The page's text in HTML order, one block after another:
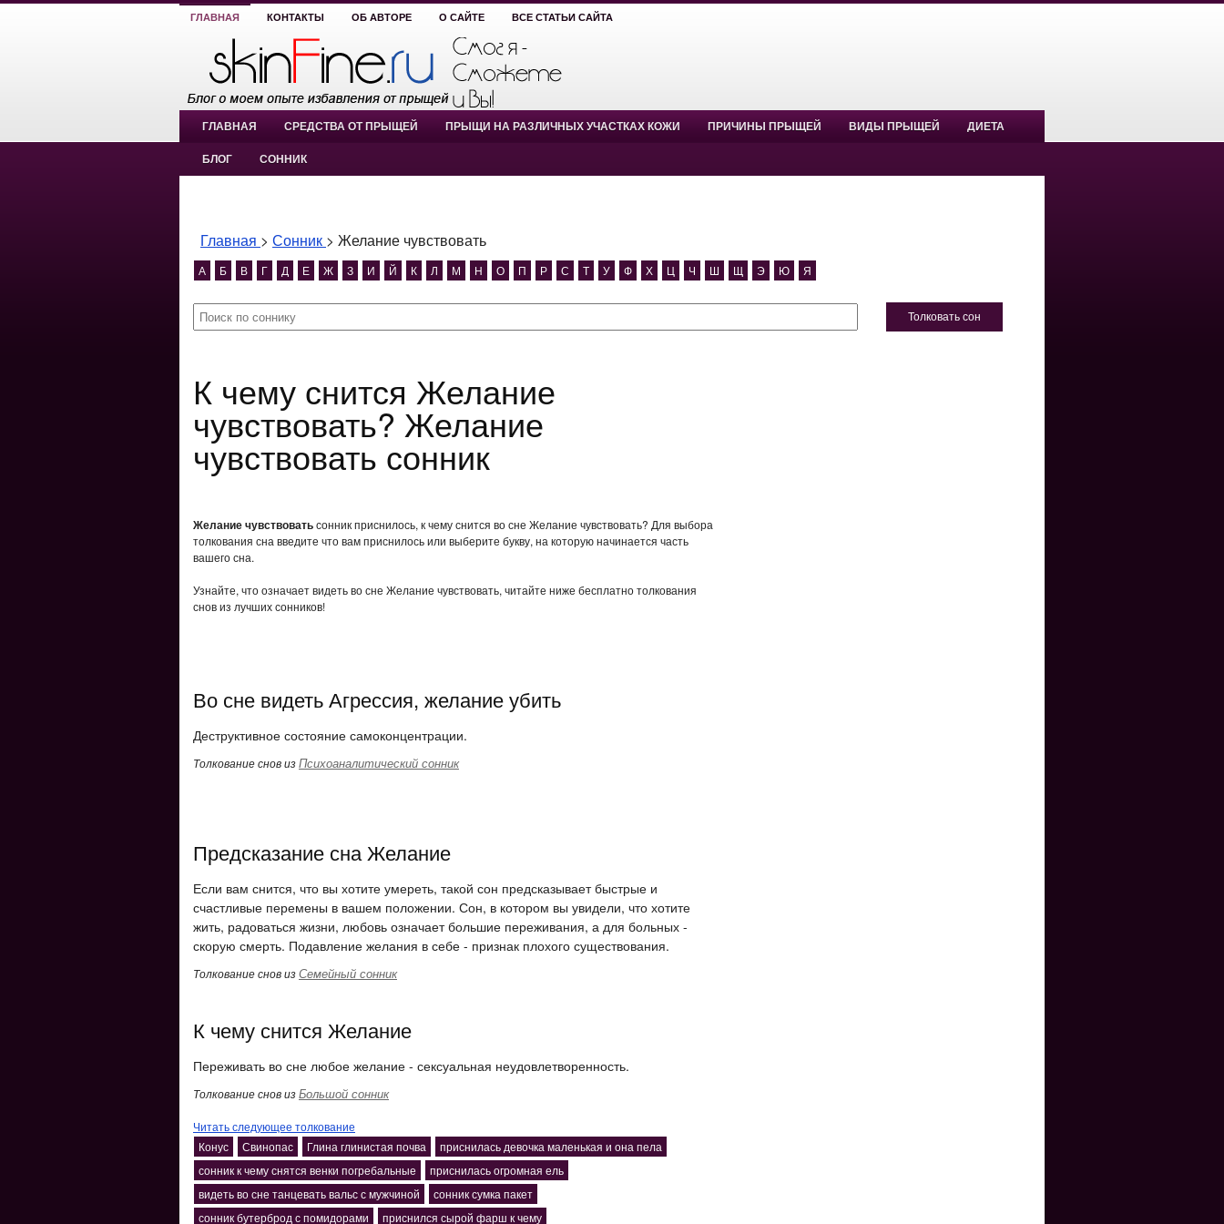
ГЛАВНАЯ КОНТАКТЫ ОБ АВТОРЕ О САЙТЕ ВСЕ СТАТЬИ САЙТА
ГЛАВНАЯ СРЕДСТВА ОТ ПРЫЩЕЙ ПРЫЩИ НА РАЗЛИЧНЫХ УЧАСТКАХ КОЖИ ПРИЧИНЫ ПРЫЩЕЙ ВИДЫ ПРЫЩЕЙ ДИЕТА
БЛОГ СОННИК
Главная > Сонник > Желание чувствовать
А Б В Г Д Е Ж З И Й К Л М Н О П Р С Т У Ф Х Ц Ч Ш Щ Э Ю Я
Толковать сон
К чему снится Желание
чувствовать? Желание
чувствовать сонник
Желание чувствоватьсонник приснилось, к чему снится во сне Желание чувствовать? Для выбора
толкования сна введите что вам приснилось или выберите букву, на которую начинается часть
вашего сна.
Узнайте, что означает видеть во сне Желание чувствовать, читайте ниже бесплатно толкования
снов из лучших сонников!
Во сне видеть Агрессия, желание убить
Деструктивное состояние самоконцентрации.
Толкование снов изПсихоаналитический сонник
Предсказание сна Желание
Если вам снится, что вы хотите умереть, такой сон предсказывает быстрые и
счастливые перемены в вашем положении. Сон, в котором вы увидели, что хотите
жить, радоваться жизни, любовь означает большие переживания, а для больных -
скорую смерть. Подавление желания в себе - признак плохого существования.
Толкование снов изСемейный сонник
К чему снится Желание
Переживать во сне любое желание - сексуальная неудовлетворенность.
Толкование снов изБольшой сонник
Читать следующее толкование
Конус
Свинопас Глина глинистая почва
приснилась девочка маленькая и она пела
сонник к чему снятся венки погребальные
приснилась огромная ель
видеть во сне танцевать вальс с мужчиной
сонник сумка пакет
сонник бутерброд с помидорами
приснился сырой фарш к чему